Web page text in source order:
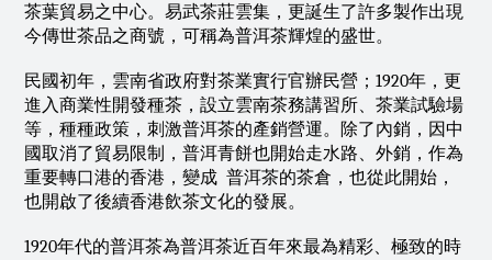
茶葉貿易之中心。易武茶莊雲集，更誕生了許多製作出現
今傳世茶品之商號，可稱為普洱茶輝煌的盛世。
民國初年，雲南省政府對茶業實行官辦民營；1920年，更
進入商業性開發種茶，設立雲南茶務講習所、茶業試驗場
等，種種政策，刺激普洱茶的產銷營運。除了內銷，因中
國取消了貿易限制，普洱青餅也開始走水路、外銷，作為
重要轉口港的香港，變成  普洱茶的茶倉，也從此開始，
也開啟了後續香港飲茶文化的發展。
1920年代的普洱茶為普洱茶近百年來最為精彩、極致的時